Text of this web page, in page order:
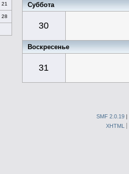
21
28
Суббота
30
Воскресенье
31
SMF 2.0.19 |
XHTML